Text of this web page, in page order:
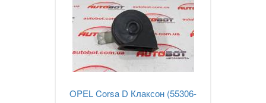
OPEL Corsa D Клаксон (55306-